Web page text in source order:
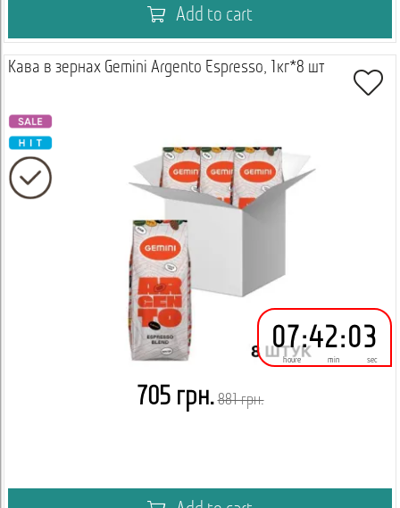
Add to cart
Кава в зернах Gemini Argento Espresso, 1кг*8 шт
07
houre
:42
min
:02
sec
705 грн. 881 грн.